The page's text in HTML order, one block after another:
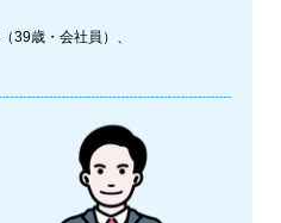
39歳・会社員）、